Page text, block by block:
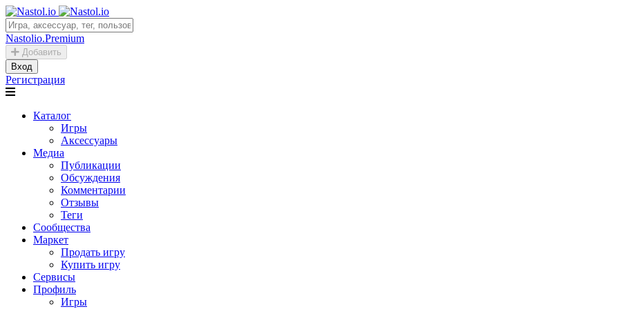
Nastolio.Premium
Добавить
Вход
Регистрация
Каталог
Игры
Аксессуары
Медиа
Публикации
Обсуждения
Комментарии
Отзывы
Теги
Сообщества
Маркет
Продать игру
Купить игру
Сервисы
Профиль
Игры